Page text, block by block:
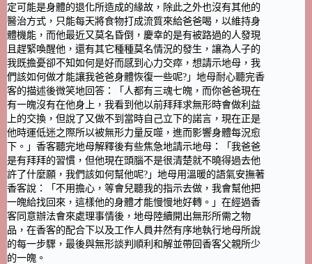
定可能是身體的退化所造成的緣故，除此之外也沒有其他的
醫治方式，只能每天將食物打成流質來給爸爸喝，以維持身
體機能，而他最近又莫名昏倒，慶幸的是有被路過的人發現
且趕緊喚醒他，還有其它種種莫名情況的發生，讓為人子的
我既擔憂卻不知如何是好而感到心力交瘁，想請示地母，我
們該如何做才能讓我爸爸身體恢復一些呢?」地母耐心聽完香
客的描述後微笑地回答：「人都有三魂七魄，而你爸爸現在
有一魄沒有在他身上，我看到他以前拜拜求無形時會做利益
上的交換，但說了又做不到當時自己立下的諾言，現在正是
他時運低迷之際所以被無形力量反噬，進而影響身體每況愈
下。」香客聽完地母解釋後有些焦急地請示地母：「我爸爸
是有拜拜的習慣，但他現在頭腦不是很清楚就不曉得過去他
許了什麼願，我們該如何幫他呢?」地母用溫暖的語氣安撫著
香客說：「不用擔心，等會兒聽我的指示去做，我會幫他把
一魄給找回來，這樣他的身體才能慢慢地好轉。」在經過香
客同意辦法會來處理事情後，地母陸續開出無形所需之物
品，在香客的配合下以及工作人員井然有序地執行地母所說
的每一步驟，最後與無形談判順利和解並帶回香客父親所少
的一魄。